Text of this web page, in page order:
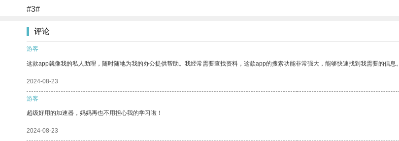
#3#
评论
游客
这款app就像我的私人助理，随时随地为我的办公提供帮助。我经常需要查找资料，这款app的搜索功能非常强大，能够快速找到我需要的信息。
2024-08-23
游客
超级好用的加速器，妈妈再也不用担心我的学习啦！
2024-08-23